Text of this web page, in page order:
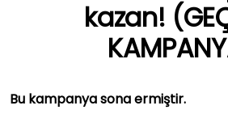
kazan!
Bu kampanya sona ermiştir.